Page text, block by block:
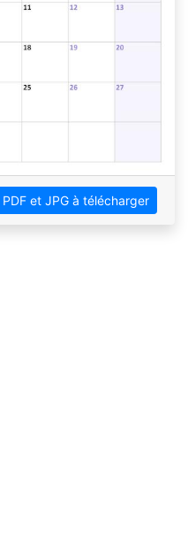
et JPG à télécharger